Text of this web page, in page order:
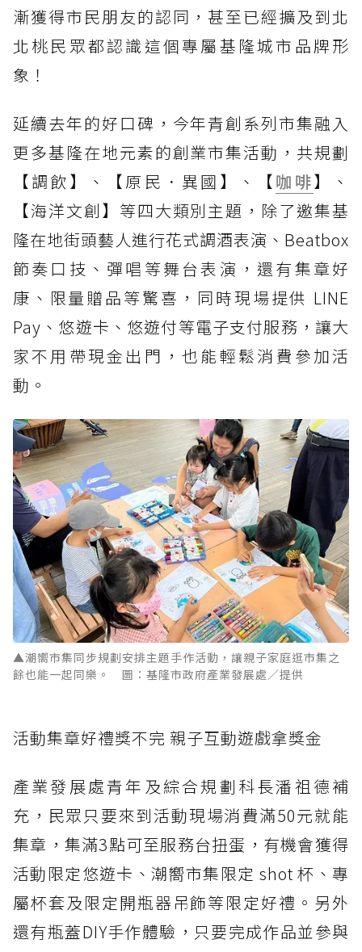
漸獲得市民朋友的認同，甚至已經擴及到北
北桃民眾都認識這個專屬基隆城市品牌形
象！
延續去年的好口碑，今年青創系列市集融入
更多基隆在地元素的創業市集活動，共規劃
【調飲】、【原民．異國】、【咖啡】、
【海洋文創】等四大類別主題，除了邀集基
隆在地街頭藝人進行花式調酒表演、Beatbox
節奏口技、彈唱等舞台表演，還有集章好
康、限量贈品等驚喜，同時現場提供 LINE
Pay、悠遊卡、悠遊付等電子支付服務，讓大
家不用帶現金出門，也能輕鬆消費參加活
動。
▲潮嚮市集同步規劃安排主題手作活動，讓親子家庭逛市集之
餘也能一起同樂。 圖：基隆市政府產業發展處／提供
活動集章好禮獎不完 親子互動遊戲拿獎金
產業發展處青年及綜合規劃科長潘祖德補
充，民眾只要來到活動現場消費滿50元就能
集章，集滿3點可至服務台扭蛋，有機會獲得
活動限定悠遊卡、潮嚮市集限定 shot 杯、專
屬杯套及限定開瓶器吊飾等限定好禮。另外
還有瓶蓋DIY手作體驗，只要完成作品並參與